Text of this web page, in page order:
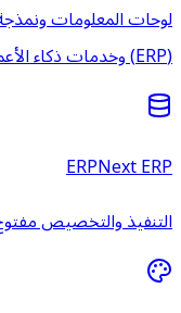
لوحات المعلومات
(ERP) وخدمات ذكاء الأعمال المُدارة.
ERPNext ERP
التنفيذ والتخصيص